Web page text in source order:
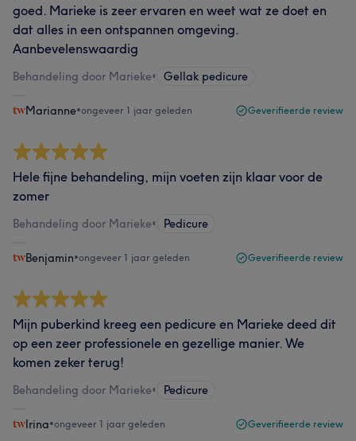
goed. Marieke is zeer ervaren en weet wat ze doet en
dat alles in een ontspannen omgeving.
Aanbevelenswaardig
Behandeling door Marieke• Gellak pedicure
Marianne•ongeveer 1 jaar geleden Geverifieerde review
Hele fijne behandeling, mijn voeten zijn klaar voor de
zomer
Behandeling door Marieke• Pedicure
Benjamin•ongeveer 1 jaar geleden Geverifieerde review
Mijn puberkind kreeg een pedicure en Marieke deed dit
op een zeer professionele en gezellige manier. We
komen zeker terug!
Behandeling door Marieke• Pedicure
Irina•ongeveer 1 jaar geleden Geverifieerde review